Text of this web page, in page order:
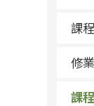
課
修
課